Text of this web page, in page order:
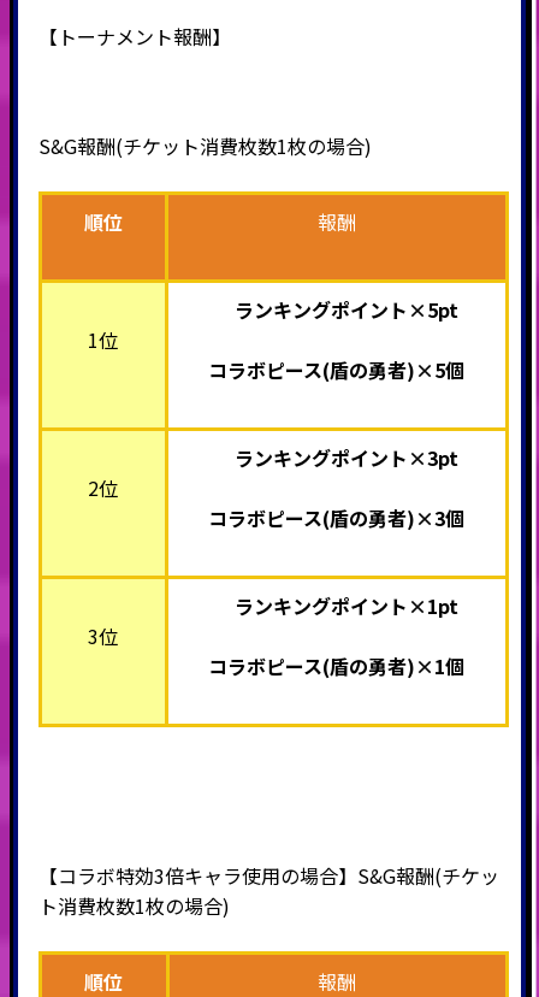
【トーナメント報酬】
S&G報酬(チケット消費枚数1枚の場合)
順位 報酬
1位
ランキングポイント×5pt
コラボピース(盾の勇者)×5個
2位
ランキングポイント×3pt
コラボピース(盾の勇者)×3個
3位
ランキングポイント×1pt
コラボピース(盾の勇者)×1個
【コラボ特効3倍キャラ使用の場合】S&G報酬(チケッ
ト消費枚数1枚の場合)
順位 報酬